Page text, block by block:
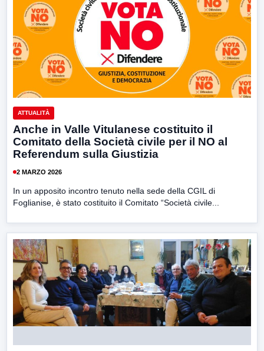
ATTUALITÀ
Anche in Valle Vitulanese costituito il
Comitato della Società civile per il NO al
Referendum sulla Giustizia
2 MARZO 2026
In un apposito incontro tenuto nella sede della CGIL di
Foglianise, è stato costituito il Comitato “Società civile...